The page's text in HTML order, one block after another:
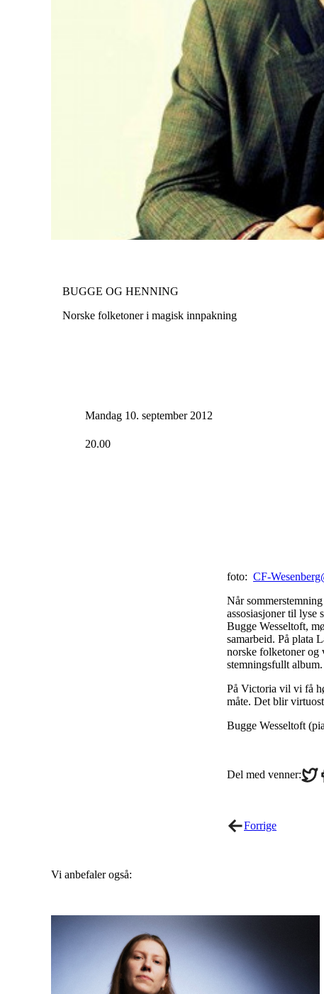
BUGGE OG HENNING
Norske folketoner i magisk innpakning
Mandag 10. september 2012
20.00
foto: CF-
Når
assosiasjoner til lyse
Bugge Wesseltoft,
samarbeid. På plata
norske folketoner og
stemningsfullt album.
På Victoria vil vi få
måte. Det blir
Bugge Wesseltoft
Del med venner:
on
Forrige
Vi anbefaler også: